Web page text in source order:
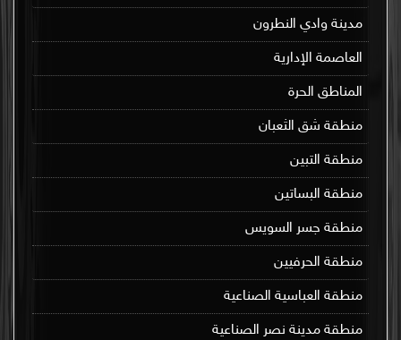
مدينة وادي النطرون
العاصمة الإدارية
المناطق الحرة
منطقة شق الثعبان
منطقة التبين
منطقة البساتين
منطقة جسر السويس
منطقة الحرفيين
منطقة العباسية الصناعية
منطقة مدينة نصر الصناعية